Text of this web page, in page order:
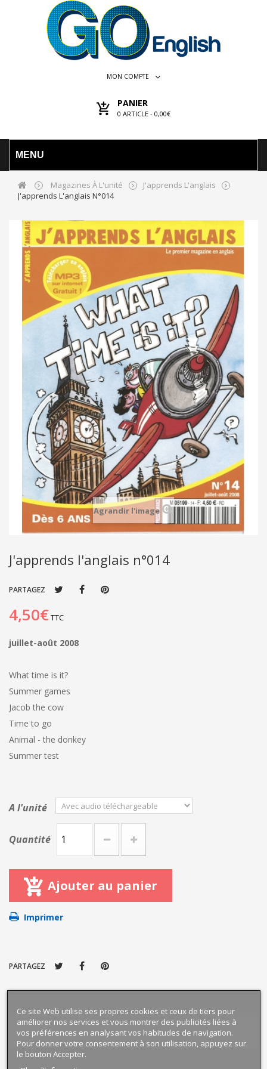
MON COMPTE
PANIER
0 ARTICLE - 0,00€
MENU
Magazines À L'unité
J'apprends L'anglais
J'apprends L'anglais N°014
Agrandir l'image
J'apprends l'anglais n°014
PARTAGEZ
4,50€TTC
juillet-août 2008
What time is it?
Summer games
Jacob the cow
Time to go
Animal - the donkey
Summer test
A l'unité
Quantité
Ajouter au panier
Imprimer
PARTAGEZ
Ce site Web utilise ses propres cookies et ceux de tiers pour
améliorer nos services et vous montrer des publicités liées à
vos préférences en analysant vos habitudes de navigation.
Pour donner votre consentement à son utilisation, appuyez sur
le bouton Accepter.